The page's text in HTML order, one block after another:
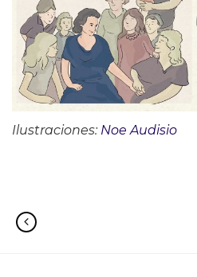
Ilustraciones: Noe Audisio